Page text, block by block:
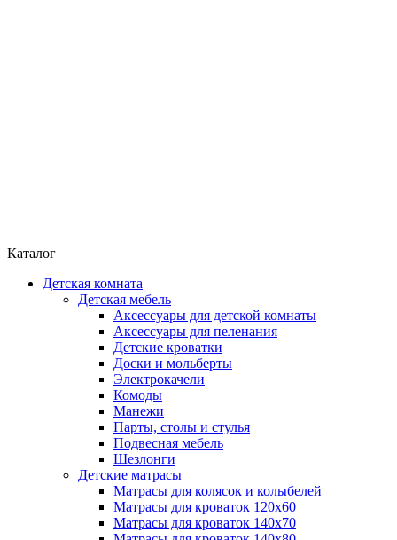
Каталог
Детская комната
Детская мебель
Аксессуары для детской комнаты
Аксессуары для пеленания
Детские кроватки
Доски и мольберты
Электрокачели
Комоды
Манежи
Парты, столы и стулья
Подвесная мебель
Шезлонги
Детские матрасы
Матрасы для колясок и колыбелей
Матрасы для кроваток 120х60
Матрасы для кроваток 140х70